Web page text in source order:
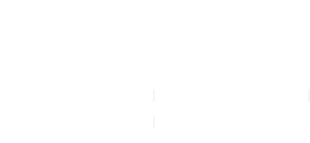
Ürün açıklamasında eksik bilgiler bulunuyor.